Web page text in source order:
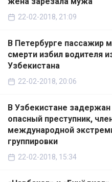
22-02-2018, 21:09
В Петербурге пассажир
смерти избил водителя
Узбекистана
22-02-2018, 20:06
В Узбекистане
опасный преступник,
международной
группировки
22-02-2018, 15:34